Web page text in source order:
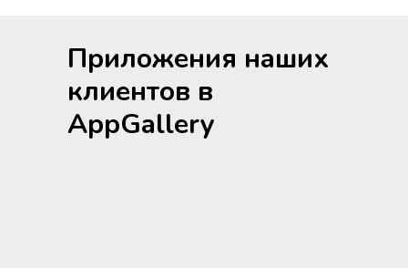
Приложения наших
клиентов в
AppGallery